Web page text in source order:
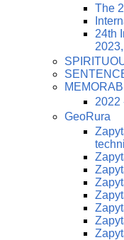
The
24th
2022
GeoRura